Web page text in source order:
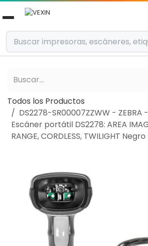
Ir al contenido
Todos los Productos
DS2278-SR00007ZZWW - ZEBRA
Escáner portátil DS2278: AREA
RANGE, CORDLESS, TWILIGHT Negro